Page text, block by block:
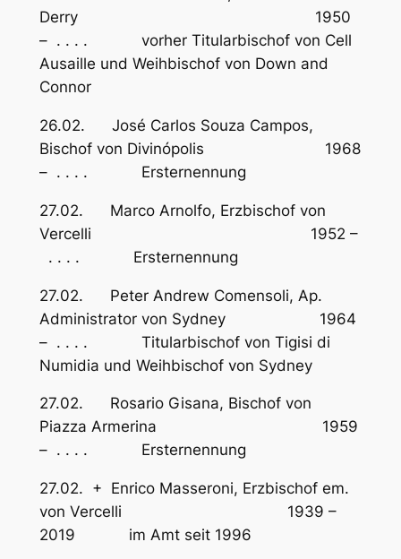
Derry 1950
– . . . . vorher Titularbischof von Cell
Ausaille und Weihbischof von Down and
Connor
26.02. José Carlos Souza Campos,
Bischof von Divinópolis 1968
– . . . . Ersternennung
27.02. Marco Arnolfo, Erzbischof von
Vercelli 1952 –
. . . . Ersternennung
27.02. Peter Andrew Comensoli, Ap.
Administrator von Sydney 1964
– . . . . Titularbischof von Tigisi di
Numidia und Weihbischof von Sydney
27.02. Rosario Gisana, Bischof von
Piazza Armerina 1959
– . . . . Ersternennung
27.02. + Enrico Masseroni, Erzbischof em.
von Vercelli 1939 –
2019 im Amt seit 1996